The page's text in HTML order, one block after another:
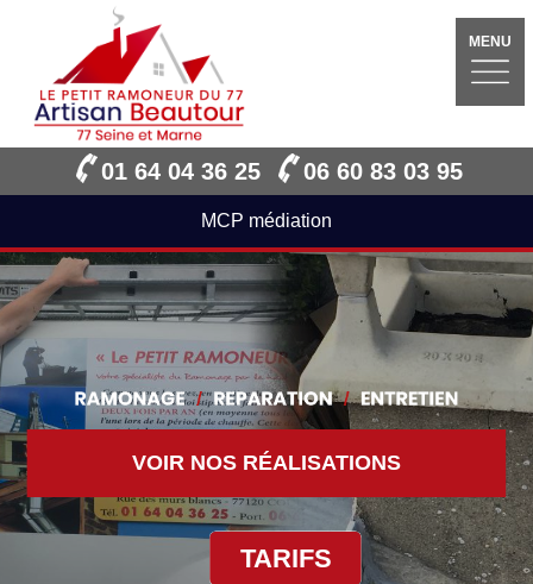
MENU
01 64 04 36 25 06 60 83 03 95
MCP médiation
VOIR NOS RÉALISATIONS
TARIFS